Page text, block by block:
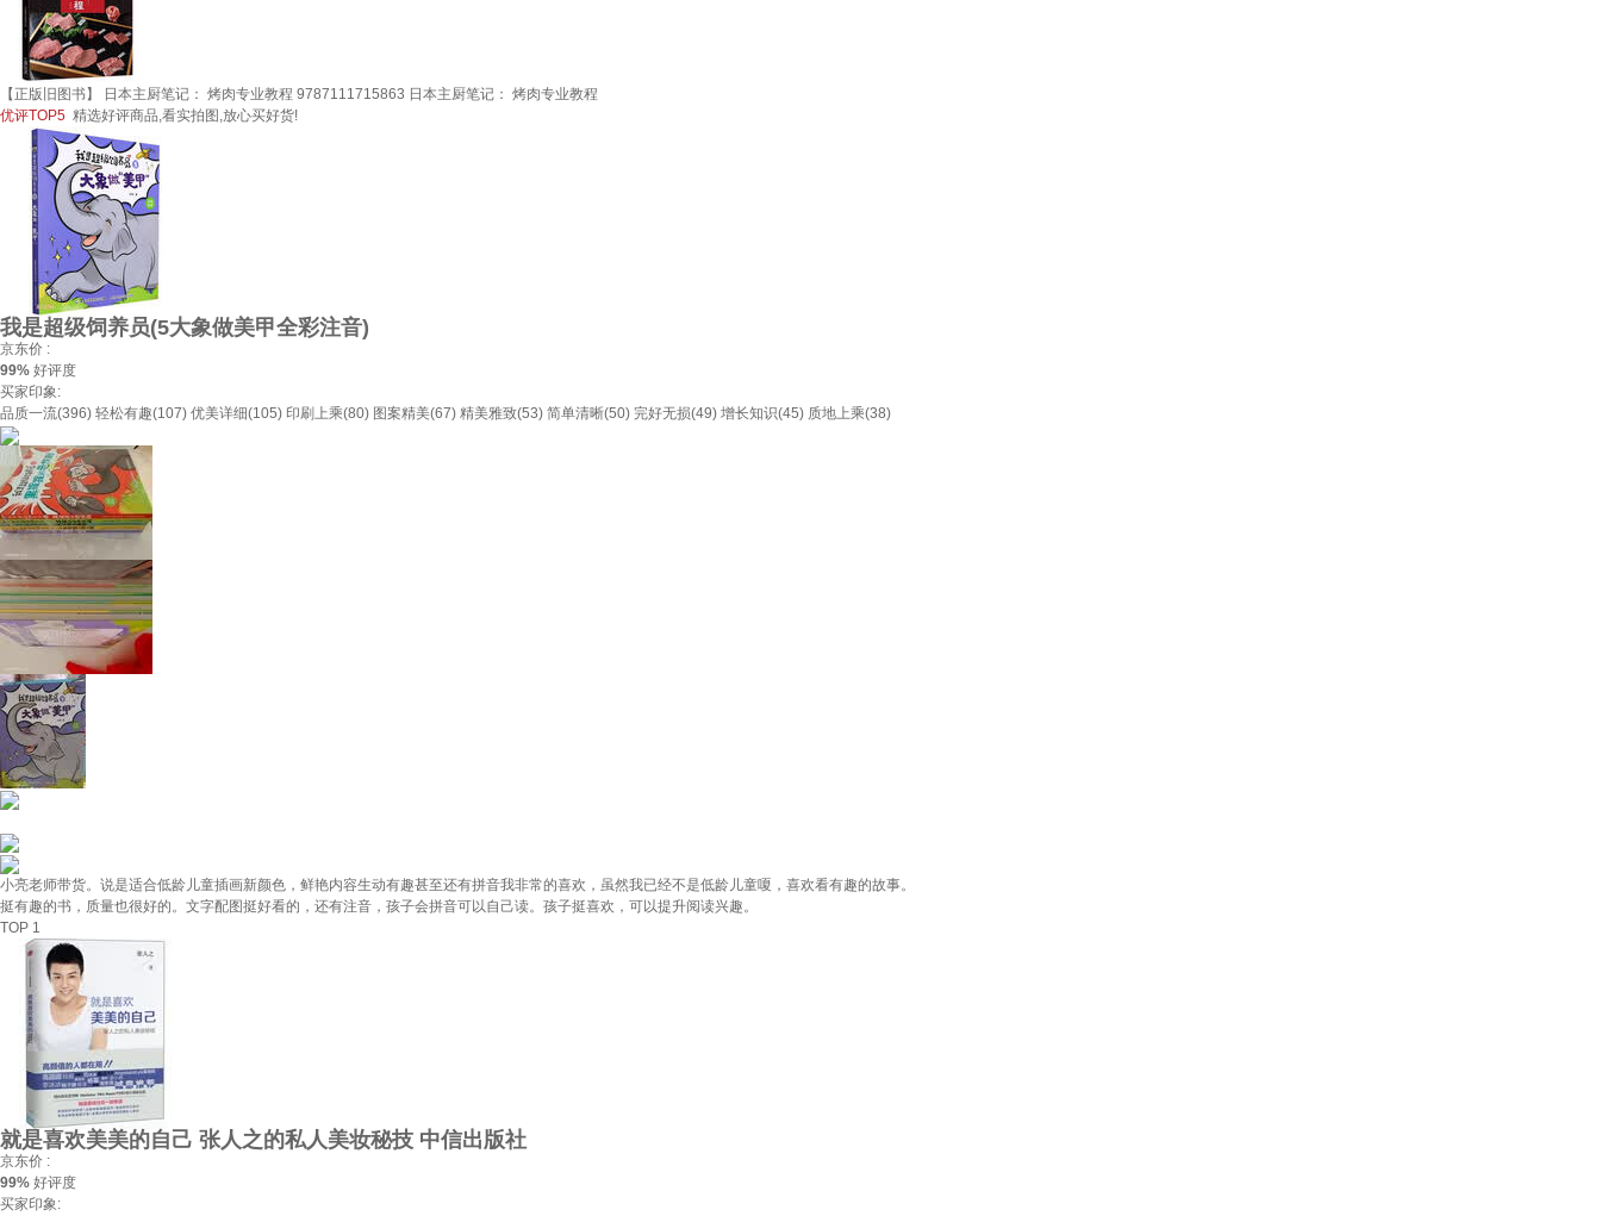
【正版旧图书】 日本主厨笔记： 烤肉专业教程 9787111715863 日本主厨笔记： 烤肉专业教程
优评TOP5 精选好评商品,看实拍图,放心买好货!
我是超级饲养员(5大象做美甲全彩注音)
京东价 :
99% 好评度
买家印象:
品质一流(396) 轻松有趣(107) 优美详细(105) 印刷上乘(80) 图案精美(67) 精美雅致(53) 简单清晰(50) 完好无损(49) 增长知识(45) 质地上乘(38)
小亮老师带货。说是适合低龄儿童插画新颜色，鲜艳内容生动有趣甚至还有拼音我非常的喜欢，虽然我已经不是低龄儿童嗄，喜欢看有趣的故事。
挺有趣的书，质量也很好的。文字配图挺好看的，还有注音，孩子会拼音可以自己读。孩子挺喜欢，可以提升阅读兴趣。
TOP 1
就是喜欢美美的自己 张人之的私人美妆秘技 中信出版社
京东价 :
99% 好评度
买家印象: